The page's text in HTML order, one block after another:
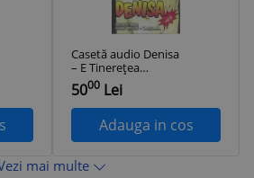
Casetă audio Denisa
‎– E Tinerețea
Vremea Iubirii?
(Denisa Vol.3),
originală
5000 Lei
Adauga in cos
mai multe